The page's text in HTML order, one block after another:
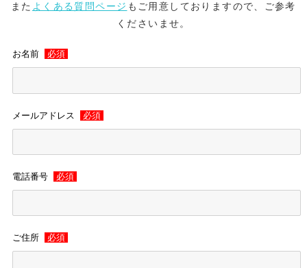
また よくある質問ページ もご用意しておりますので、ご参考
くださいませ。
お名前 必須
メールアドレス 必須
電話番号 必須
ご住所 必須